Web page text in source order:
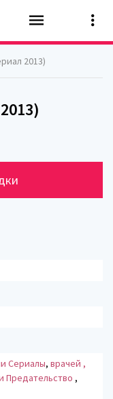
2013)
Сериалы, врачей ,
Предательство ,